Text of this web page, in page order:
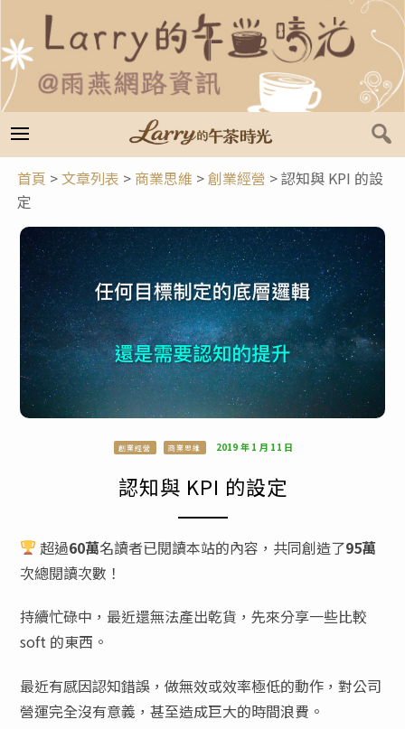
至
主
要
內
容
首頁 >文章列表 > 商業思維 >創業經營 >認知與 KPI 的設
定
創業經營 商業思維 2019 年 1 月 11 日
認知與 KPI 的設定
超過60萬名讀者已閱讀本站的內容，共同創造了95萬
次總閱讀次數！
持續忙碌中，最近還無法產出乾貨，先來分享一些比較
soft 的東西。
最近有感因認知錯誤，做無效或效率極低的動作，對公司
營運完全沒有意義，甚至造成巨大的時間浪費。